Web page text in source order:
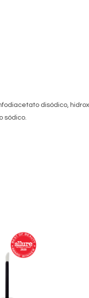
disódico,
sódico.